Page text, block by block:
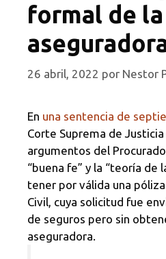
formal de la
26 abril, 2022 por Nestor
En una sentencia de
Corte Suprema de
argumentos del
“buena fe” y la “teoría de
tener por válida una
Civil, cuya solicitud fue
de seguros pero sin
aseguradora.